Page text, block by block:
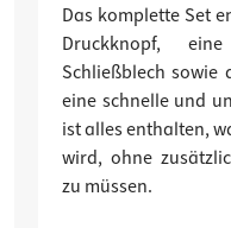
Das komplette Set
Druckknopf,
Schließblech
eine schnelle und
ist alles enthalten,
wird, ohne
zu müssen.